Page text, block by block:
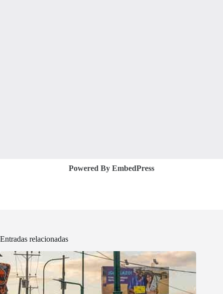
Powered By EmbedPress
Entradas relacionadas